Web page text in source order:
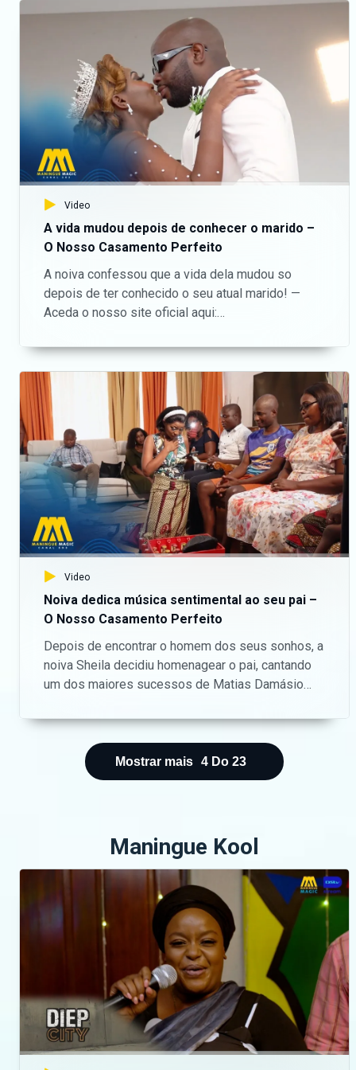
Canal 8. Da um gosto e nos acompanha na nossa
página do Facebook:
https://www.facebook.com/ManingueMagic Nos
segue no Twitter:
https://twitter.com/ManingueMagic, no Instagram:
https://www.instagram.com/maninguemagic/ e no
TikTok:
https://www.tiktok.com/@maninguemagic_official
para não perderes as novidades do teu canal
favorito.
Video
A vida mudou depois de conhecer o marido –
O Nosso Casamento Perfeito
A noiva confessou que a vida dela mudou so
depois de ter conhecido o seu atual marido! —
Aceda o nosso site oficial aqui:
do entretenimento Moçambicano na TV no
Maningue Magic DStv Canal 503 ou GOtv Max
Canal 8. Da um gosto e nos acompanha na nossa
página do Facebook:
https://www.facebook.com/ManingueMagic Nos
segue no Twitter:
https://twitter.com/ManingueMagic, no Instagram:
https://www.instagram.com/maninguemagic/ e no
TikTok:
https://www.tiktok.com/@maninguemagic_official
para não perderes as novidades do teu canal
favorito.
Video
Noiva dedica música sentimental ao seu pai –
O Nosso Casamento Perfeito
Depois de encontrar o homem dos seus sonhos, a
noiva Sheila decidiu homenagear o pai, cantando
um dos maiores sucessos de Matias Damásio
https://bit.ly/maninguemagic Acompanha o melhor
do entretenimento Moçambicano na TV no
Maningue Magic DStv Canal 503 ou GOtv Max
segue no Twitter:
https://twitter.com/ManingueMagic, no Instagram:
https://www.instagram.com/maninguemagic/ e no
TikTok:
https://www.tiktok.com/@maninguemagic_official
para não perderes as novidades do teu canal
Mostrar mais 4 Do 23
Maningue Kool